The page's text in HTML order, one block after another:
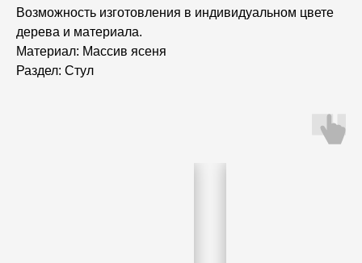
Возможность изготовления в индивидуальном цвете
дерева и материала.
Материал: Массив ясеня
Раздел: Стул